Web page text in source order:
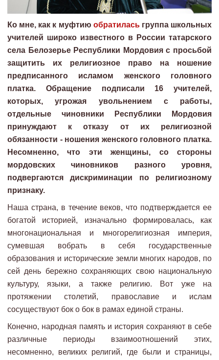
Ко мне, как к муфтию обратиласьгруппа школьных
учителей широко известного в России татарского
села Белозерье Республики Мордовия с просьбой
защитить их религиозное право на ношение
предписанного исламом женского головного
платка. Обращение подписали 16 учителей,
которых, угрожая увольнением с работы,
отдельные чиновники Республики Мордовия
принуждают к отказу от их религиозной
обязанности - ношения женского головного платка.
Несомненно, что эти женщины, со стороны
мордовских чиновников разного уровня,
подвергаются дискриминации по религиозному
признаку.
Наша страна, в течение веков, что подтверждается ее
богатой историей, изначально формировалась, как
многонациональная и многорелигиозная империя,
сумевшая вобрать в себя государственные
образования и исторические земли многих народов, по
сей день бережно сохраняющих свою национальную
культуру, языки, а также религию. Вот уже на
протяжении столетий, православие и ислам
сосуществуют бок о бок в рамах единой страны.
Конечно, народная память и история сохраняют в себе
различные периоды взаимоотношений этих,
несомненно, великих религий, где были и страницы,